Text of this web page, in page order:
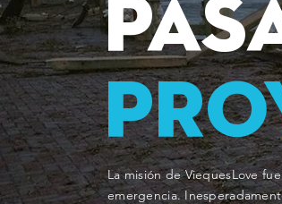
La misión de ViequesLove
emergencia.